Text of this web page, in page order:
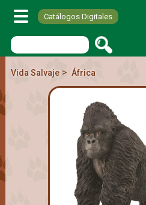
Catálogos Digitales
Vida Salvaje> África